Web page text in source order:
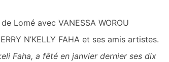
Lomé avec VANESSA WOROU
N’KELLY FAHA et ses amis artistes.
Faha, a fêté en janvier dernier ses dix